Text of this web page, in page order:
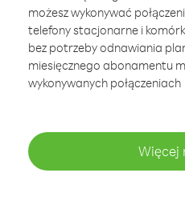
możesz wykonywać
telefony stacjonarne i
bez potrzeby odnawiania
miesięcznego abonamentu
wykonywanych połączeniach
Więcej